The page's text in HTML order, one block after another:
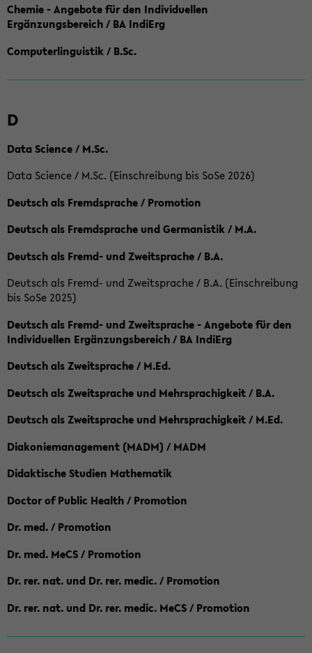
Chemie - Angebote für den Individuellen
Ergänzungsbereich / BA IndiErg
Computerlinguistik / B.Sc.
D
Data Science / M.Sc.
Data Science / M.Sc. (Einschreibung bis SoSe 2026)
Deutsch als Fremdsprache / Promotion
Deutsch als Fremdsprache und Germanistik / M.A.
Deutsch als Fremd- und Zweitsprache / B.A.
Deutsch als Fremd- und Zweitsprache / B.A. (Einschreibung
bis SoSe 2025)
Deutsch als Fremd- und Zweitsprache - Angebote für den
Individuellen Ergänzungsbereich / BA IndiErg
Deutsch als Zweitsprache / M.Ed.
Deutsch als Zweitsprache und Mehrsprachigkeit / B.A.
Deutsch als Zweitsprache und Mehrsprachigkeit / M.Ed.
Diakoniemanagement (MADM) / MADM
Didaktische Studien Mathematik
Doctor of Public Health / Promotion
Dr. med. / Promotion
Dr. med. MeCS / Promotion
Dr. rer. nat. und Dr. rer. medic. / Promotion
Dr. rer. nat. und Dr. rer. medic. MeCS / Promotion